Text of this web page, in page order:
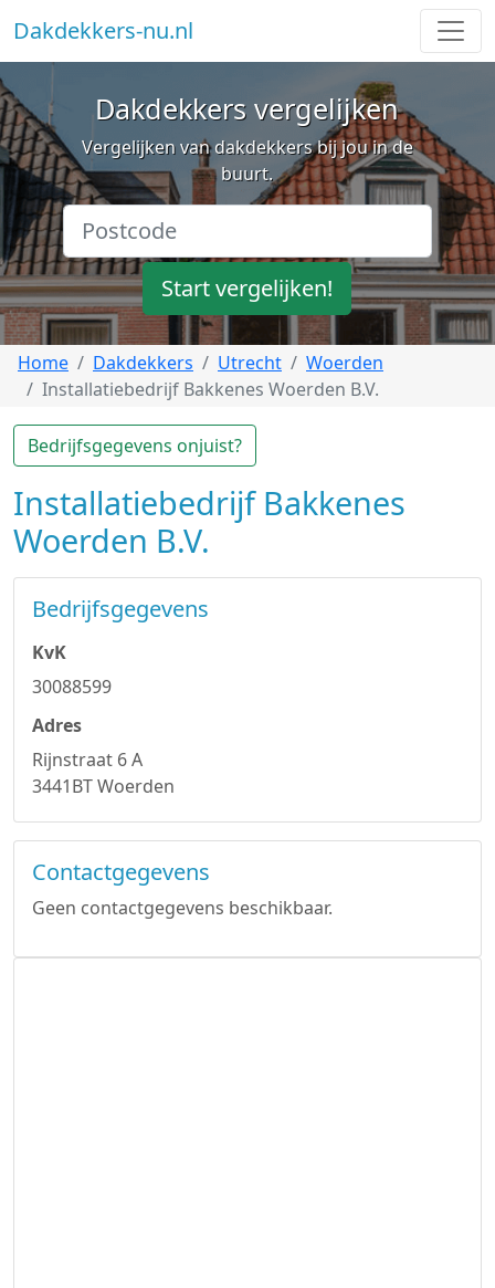
Dakdekkers-nu.nl
Dakdekkers vergelijken
Vergelijken van dakdekkers bij jou in de
buurt.
Start vergelijken!
Home Dakdekkers Utrecht
Woerden
Installatiebedrijf Bakkenes Woerden B.V.
Bedrijfsgegevens onjuist?
Installatiebedrijf Bakkenes
Woerden B.V.
Bedrijfsgegevens
KvK
30088599
Adres
Rijnstraat 6 A
3441BT Woerden
Contactgegevens
Geen contactgegevens beschikbaar.